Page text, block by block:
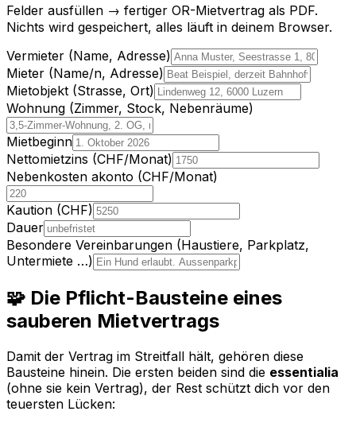
Felder ausfüllen → fertiger OR-Mietvertrag als PDF.
Nichts wird gespeichert, alles läuft in deinem Browser.
Vermieter (Name, Adresse)
Mieter (Name/n, Adresse)
Mietobjekt (Strasse, Ort)
Wohnung (Zimmer, Stock, Nebenräume)
Mietbeginn
Nettomietzins (CHF/Monat)
Nebenkosten akonto (CHF/Monat)
Kaution (CHF)
Dauer
Besondere Vereinbarungen (Haustiere, Parkplatz,
Untermiete …)
🧩 Die Pflicht-Bausteine eines
sauberen Mietvertrags
Damit der Vertrag im Streitfall hält, gehören diese
Bausteine hinein. Die ersten beiden sind die essentialia
(ohne sie kein Vertrag), der Rest schützt dich vor den
teuersten Lücken: